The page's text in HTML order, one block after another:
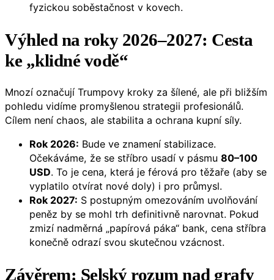
fyzickou soběstačnost v kovech.
Výhled na roky 2026–2027: Cesta
ke „klidné vodě“
Mnozí označují Trumpovy kroky za šílené, ale při bližším
pohledu vidíme promyšlenou strategii profesionálů.
Cílem není chaos, ale stabilita a ochrana kupní síly.
Rok 2026: Bude ve znamení stabilizace.
Očekáváme, že se stříbro usadí v pásmu 80–100
USD. To je cena, která je férová pro těžaře (aby se
vyplatilo otvírat nové doly) i pro průmysl.
Rok 2027: S postupným omezováním uvolňování
peněz by se mohl trh definitivně narovnat. Pokud
zmizí nadměrná „papírová páka“ bank, cena stříbra
konečně odrazí svou skutečnou vzácnost.
Závěrem: Selský rozum nad grafy